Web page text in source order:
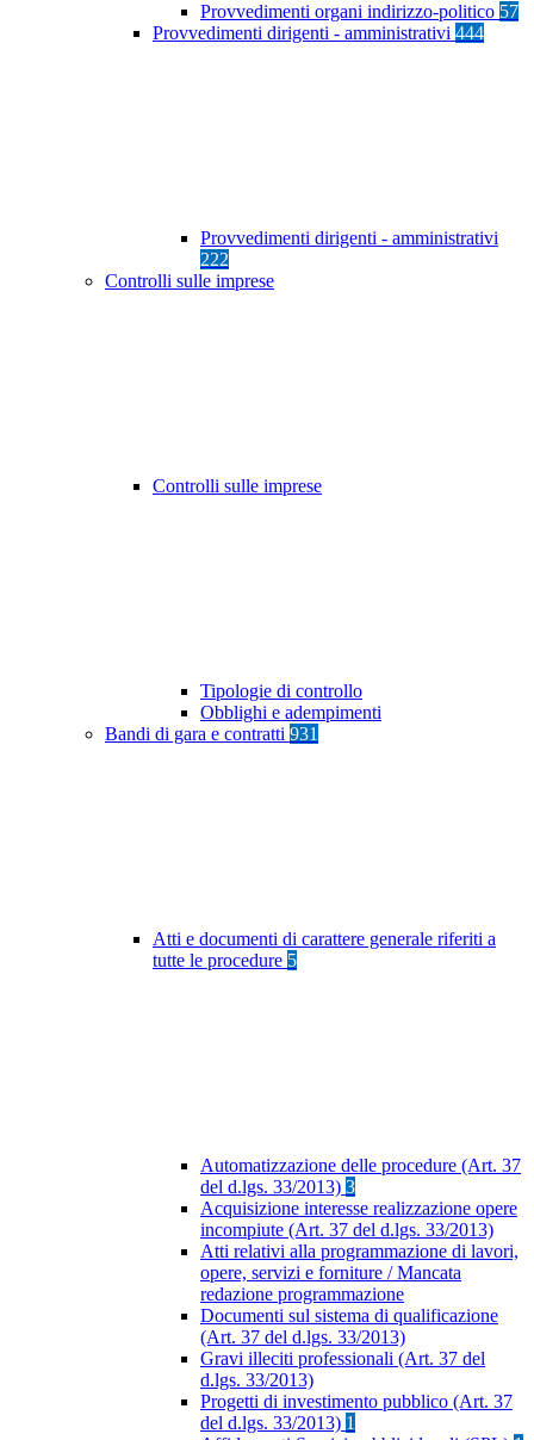
Provvedimenti organi indirizzo-politico 57
Provvedimenti dirigenti - amministrativi 444
Provvedimenti dirigenti - amministrativi
222
Controlli sulle imprese
Controlli sulle imprese
Tipologie di controllo
Obblighi e adempimenti
Bandi di gara e contratti 931
Atti e documenti di carattere generale riferiti a
tutte le procedure 5
Automatizzazione delle procedure (Art. 37
del d.lgs. 33/2013) 3
Acquisizione interesse realizzazione opere
incompiute (Art. 37 del d.lgs. 33/2013)
Atti relativi alla programmazione di lavori,
opere, servizi e forniture / Mancata
redazione programmazione
Documenti sul sistema di qualificazione
(Art. 37 del d.lgs. 33/2013)
Gravi illeciti professionali (Art. 37 del
d.lgs. 33/2013)
Progetti di investimento pubblico (Art. 37
del d.lgs. 33/2013) 1